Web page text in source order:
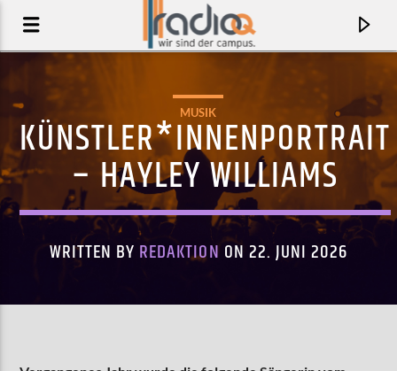
WAITING
MUSIK
KÜNSTLER*INNENPORTRAIT
– HAYLEY WILLIAMS
WRITTEN BY REDAKTION ON 22. JUNI 2026